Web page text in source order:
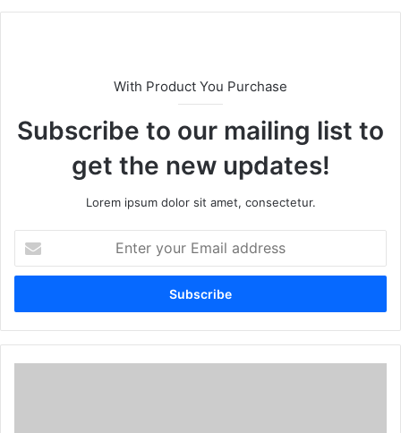
te
With Product You Purchase
Subscribe to our mailing list to
get the new updates!
Lorem ipsum dolor sit amet, consectetur.
t
r
y